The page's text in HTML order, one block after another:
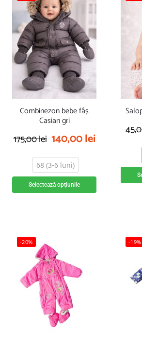
Combinezon bebe fâș
Casian gri
175,00lei 140,00lei
68 (3-6 luni)
Selectează opțiunile
-20% -19%